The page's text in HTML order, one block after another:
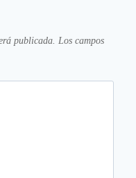
publicada. Los campos